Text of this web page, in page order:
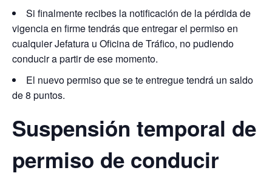
Si finalmente recibes la notificación de la pérdida de
vigencia en firme tendrás que entregar el permiso en
cualquier Jefatura u Oficina de Tráfico, no pudiendo
conducir a partir de ese momento.
El nuevo permiso que se te entregue tendrá un saldo
de 8 puntos.
Suspensión temporal de
permiso de conducir